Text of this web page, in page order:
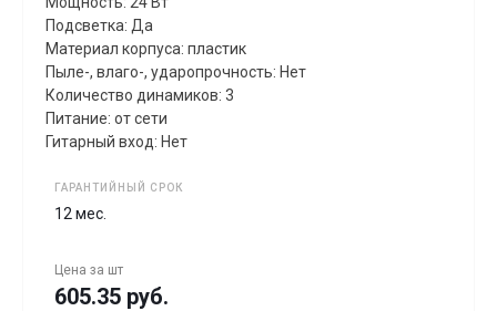
Подсветка: Да
Материал корпуса: пластик
Пыле-, влаго-, ударопрочность: Нет
Количество динамиков: 3
Питание: от сети
Гитарный вход: Нет
ГАРАНТИЙНЫЙ СРОК
12 мес.
Цена за шт
605.35 руб.